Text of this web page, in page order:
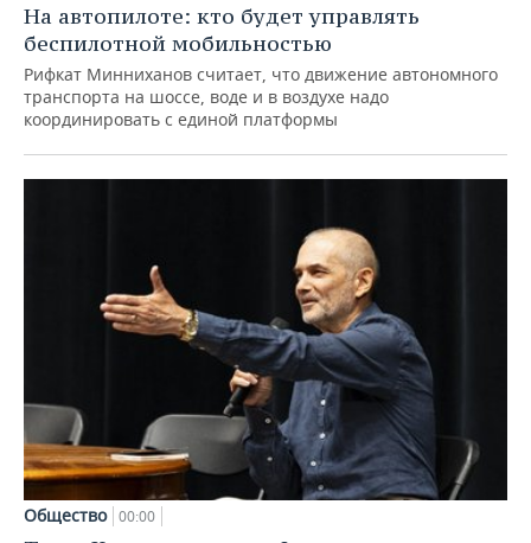
На автопилоте: кто будет управлять
беспилотной мобильностью
Рифкат Минниханов считает, что движение автономного
транспорта на шоссе, воде и в воздухе надо
координировать с единой платформы
Общество 00:00